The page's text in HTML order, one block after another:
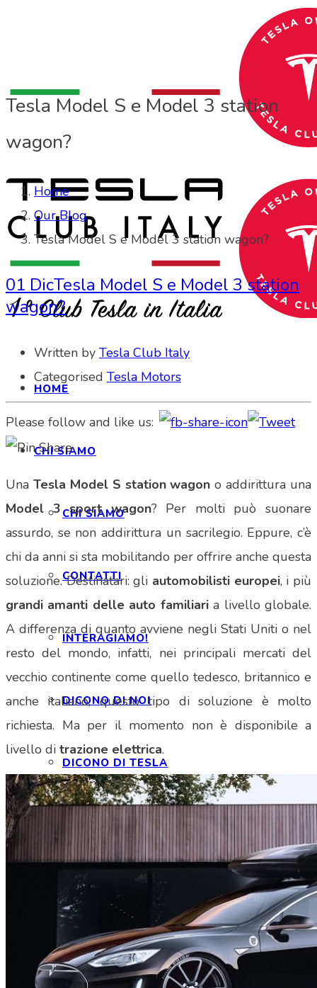
HOME
CHI SIAMO
CHI SIAMO
CONTATTI
INTERAGIAMO!
DICONO DI NOI
DICONO DI TESLA
NEWSLETTER
RASSEGNA STAMPA
NOTE LEGALI
Tesla Model S e Model 3 station
wagon?
Home
Our Blog
Tesla Model S e Model 3 station wagon?
01 DicTesla Model S e Model 3 station
wagon?
Written by Tesla Club Italy
Categorised Tesla Motors
Please follow and like us:
Una Tesla Model S station wagono addirittura una
Model 3 sport wagon? Per molti può suonare
assurdo, se non addirittura un sacrilegio. Eppure, c’è
chi da anni si sta mobilitando per offrire anche questa
soluzione. Destinatari: gli automobilisti europei, i più
grandi amanti delle auto familiaria livello globale.
A differenza di quanto avviene negli Stati Uniti o nel
resto del mondo, infatti, nei principali mercati del
vecchio continente come quello tedesco, britannico e
anche italiano, questo tipo di soluzione è molto
richiesta. Ma per il momento non è disponibile a
livello di trazione elettrica.